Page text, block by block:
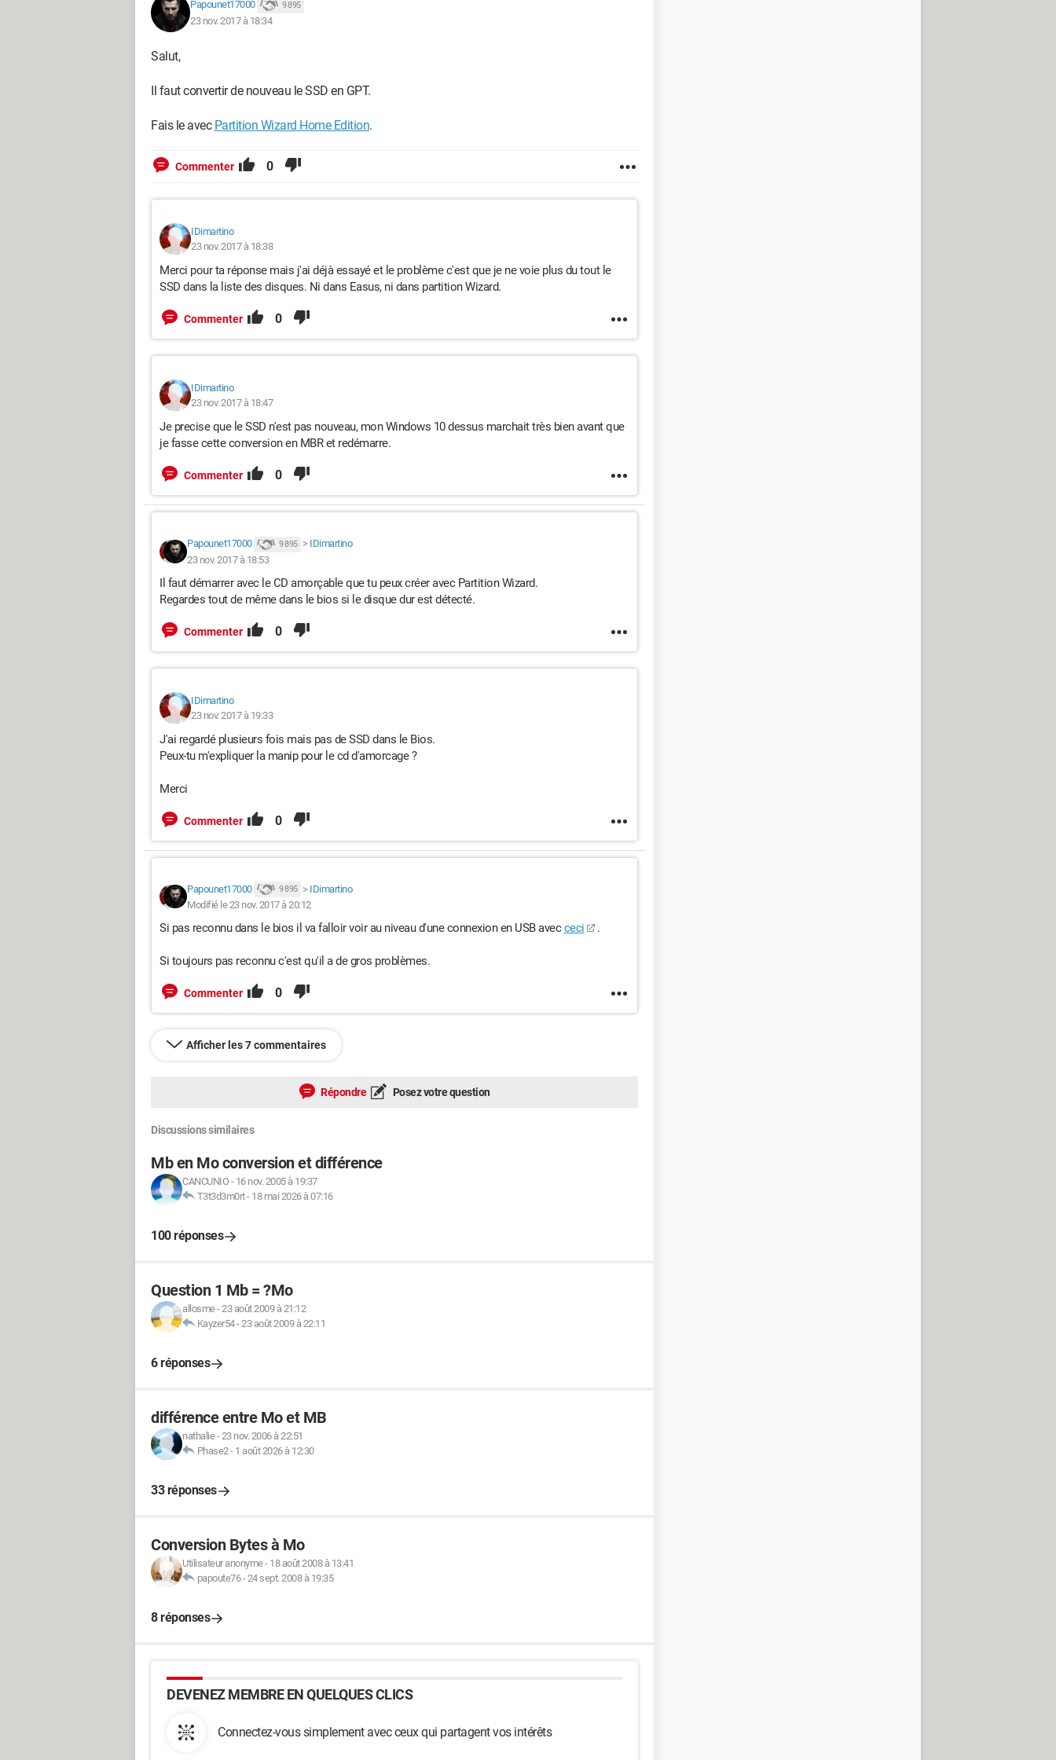
Papounet17000 9 895
23 nov. 2017 à 18:34
Salut,
Il faut convertir de nouveau le SSD en GPT.
Fais le avec Partition Wizard Home Edition.
Commenter 0
IDimartino
23 nov. 2017 à 18:38
Merci pour ta réponse mais j'ai déjà essayé et le problème c'est que je ne voie plus du tout le
SSD dans la liste des disques. Ni dans Easus, ni dans partition Wizard.
Commenter 0
IDimartino
23 nov. 2017 à 18:47
Je precise que le SSD n'est pas nouveau, mon Windows 10 dessus marchait très bien avant que
je fasse cette conversion en MBR et redémarre.
Commenter 0
Papounet17000 9 895 > IDimartino
23 nov. 2017 à 18:53
Il faut démarrer avec le CD amorçable que tu peux créer avec Partition Wizard.
Regardes tout de même dans le bios si le disque dur est détecté.
Commenter 0
IDimartino
23 nov. 2017 à 19:33
J'ai regardé plusieurs fois mais pas de SSD dans le Bios.
Peux-tu m'expliquer la manip pour le cd d'amorcage ?
Merci
Commenter 0
Papounet17000 9 895 > IDimartino
Modifié le 23 nov. 2017 à 20:12
Si pas reconnu dans le bios il va falloir voir au niveau d'une connexion en USB avecceci .
Si toujours pas reconnu c'est qu'il a de gros problèmes.
Commenter 0
Afficher les 7 commentaires
Répondre Posez votre question
Discussions similaires
Mb en Mo conversion et différence
CANCUNIO - 16 nov. 2005 à 19:37
T3t3d3m0rt- 18 mai 2026 à 07:16
100 réponses
Question 1 Mb = ?Mo
allosme-23 août 2009 à 21:12
Kayzer54-23 août 2009 à 22:11
6 réponses
différence entre Mo et MB
nathalie-23 nov. 2006 à 22:51
Phase2- 1 août 2026 à 12:30
33 réponses
Conversion Bytes à Mo
Utilisateur anonyme- 18 août 2008 à 13:41
papoute76-24 sept. 2008 à 19:35
8 réponses
DEVENEZ MEMBRE EN QUELQUES CLICS
Connectez-vous simplement avec ceux qui partagent vos intérêts